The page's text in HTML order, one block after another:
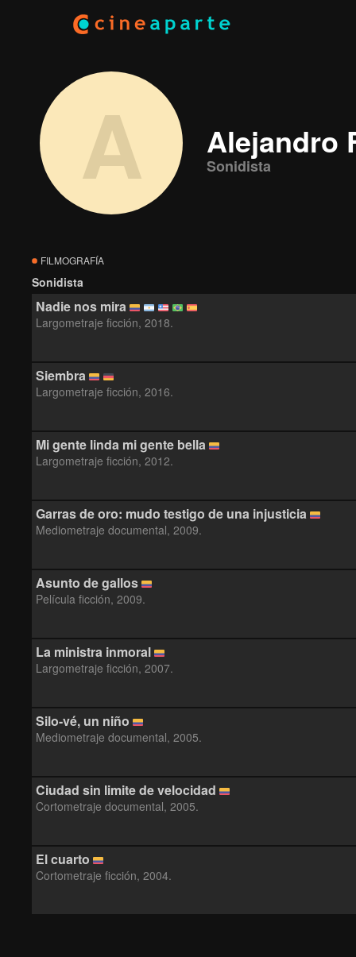
A Alejandro
Sonidista
FILMOGRAFÍA
Sonidista
Nadie nos mira
Largometraje ficción, 2018.
Siembra
Largometraje ficción, 2016.
Mi gente linda mi gente bella
Largometraje ficción, 2012.
Garras de oro: mudo testigo de una injusticia
Mediometraje documental, 2009.
Asunto de gallos
Película ficción, 2009.
La ministra inmoral
Largometraje ficción, 2007.
Silo-vé, un niño
Mediometraje documental, 2005.
Ciudad sin limite de velocidad
Cortometraje documental, 2005.
El cuarto
Cortometraje ficción, 2004.